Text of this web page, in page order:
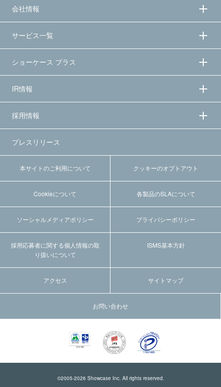
会社情報
サービス一覧
ショーケース プラス
IR情報
採用情報
プレスリリース
本サイトのご利用について クッキーのオプトアウト
Cookieについて 各製品のSLAについて
ソーシャルメディアポリシー プライバシーポリシー
採用応募者に関する個人情報の取
り扱いについて
ISMS基本方針
アクセス サイトマップ
お問い合わせ
©2005-2026 Showcase Inc. All rights reserved.